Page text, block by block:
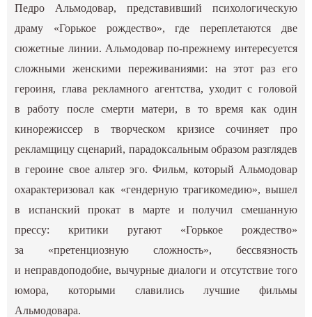
Педро Альмодовар, представивший психологическую
драму «Горькое рождество», где переплетаются две
сюжетные линии. Альмодовар по-прежнему интересуется
сложными женскими переживаниями: на этот раз его
героиня, глава рекламного агентства, уходит с головой
в работу после смерти матери, в то время как один
кинорежиссер в творческом кризисе сочиняет про
рекламщицу сценарий, парадоксальным образом разглядев
в героине свое альтер эго. Фильм, который Альмодовар
охарактеризовал как «гендерную трагикомедию», вышел
в испанский прокат в марте и получил смешанную
прессу: критики ругают «Горькое рождество»
за «претенциозную сложность», бессвязность
и неправдоподобие, вычурные диалоги и отсутствие того
юмора, которыми славились лучшие фильмы
Альмодовара.